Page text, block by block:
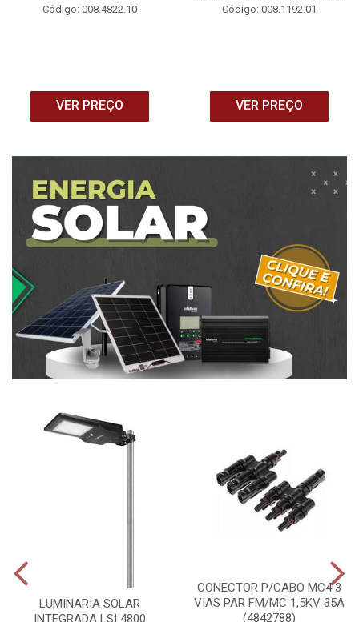
Código: 008.4822.10
VER PREÇO
Código: 008.1192.01
VER PREÇO
LUMINARIA SOLAR
INTEGRADA LSI 4800
CONECTOR P/CABO MC4 3
VIAS PAR FM/MC 1,5KV 35A
(4842788)